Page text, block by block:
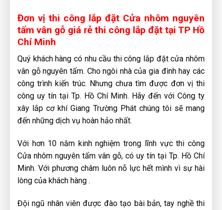
Đơn vị thi công lắp đặt Cửa nhôm nguyên
tấm vân gỗ giá rẻ thi công lắp đặt tại TP Hồ
Chí Minh
Quý khách hàng có nhu cầu thi công lắp đặt cửa nhôm
vân gỗ nguyên tấm. Cho ngôi nhà của gia đình hay các
công trình kiến trúc. Nhưng chưa tìm được đơn vị thi
công uy tín tại Tp. Hồ Chí Minh. Hãy đến với Công ty
xây lắp cơ khí Giang Trường Phát chúng tôi sẽ mang
đến những dịch vụ hoàn hảo nhất.
Với hơn 10 năm kinh nghiệm trong lĩnh vực thi công
Cửa nhôm nguyên tấm vân gỗ, có uy tín tại Tp. Hồ Chí
Minh. Với phương châm luôn nỗ lực hết mình vì sự hài
lòng của khách hàng .
Đội ngũ nhân viên được đào tạo bài bản, tay nghề thi